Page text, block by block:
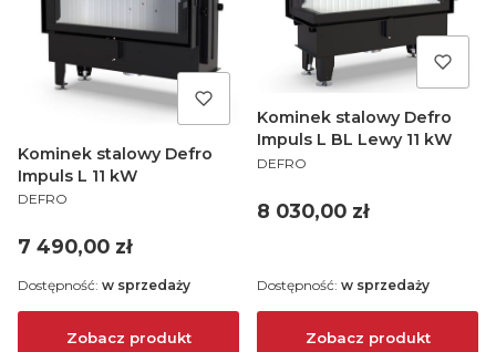
Kominek stalowy Defro
Impuls L 11 kW
PRODUCENT
DEFRO
Cena
7 490,00 zł
Zobacz produkt
Dostępność: w sprzedaży
Kominek stalowy Defro
Impuls L BL Lewy 11 kW
PRODUCENT
DEFRO
Cena
8 030,00 zł
Zobacz produkt
Dostępność: w sprzedaży